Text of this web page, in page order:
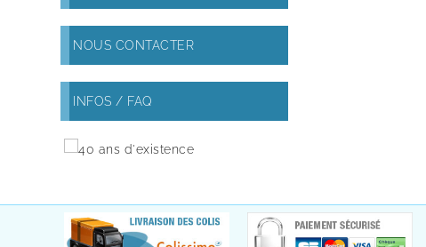
NOUS CONTACTER
INFOS / FAQ